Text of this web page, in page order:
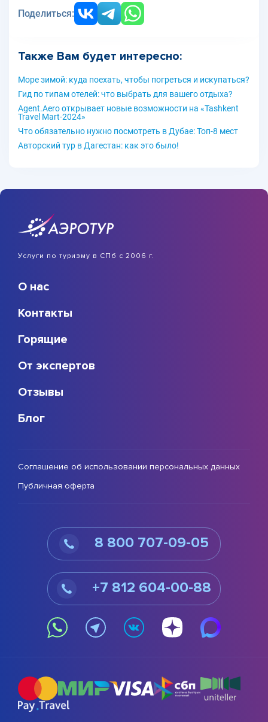
Поделиться:
Также Вам будет интересно:
Море зимой: куда поехать, чтобы погреться и искупаться?
Гид по типам отелей: что выбрать для вашего отдыха?
Agent.Aero открывает новые возможности на «Tashkent
Travel Mart-2024»
Что обязательно нужно посмотреть в Дубае: Топ-8 мест
Авторский тур в Дагестан: как это было!
Услуги по туризму в СПб с 2006 г.
О нас
Контакты
Горящие
От экспертов
Отзывы
Блог
Соглашение об использовании персональных данных
Публичная оферта
8 800 707-09-05
+7 812 604-00-88